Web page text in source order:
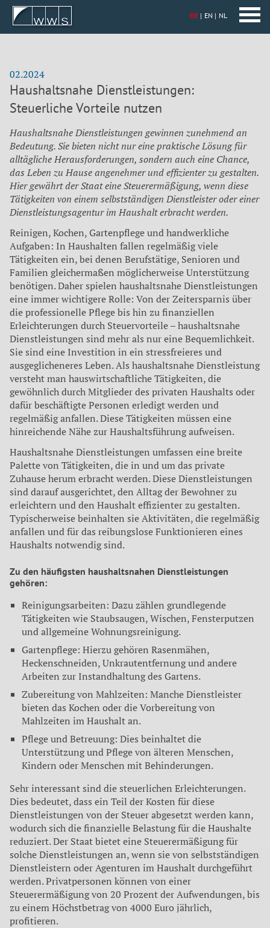
DE EN NL
02.2024
Haushaltsnahe Dienstleistungen:
Steuerliche Vorteile nutzen
Haushaltsnahe Dienstleistungen gewinnen zunehmend an
Bedeutung. Sie bieten nicht nur eine praktische Lösung für
alltägliche Herausforderungen, sondern auch eine Chance,
das Leben zu Hause angenehmer und effizienter zu gestalten.
Hier gewährt der Staat eine Steuerermäßigung, wenn diese
Tätigkeiten von einem selbstständigen Dienstleister oder einer
Dienstleistungsagentur im Haushalt erbracht werden.
Reinigen, Kochen, Gartenpflege und handwerkliche
Aufgaben: In Haushalten fallen regelmäßig viele
Tätigkeiten ein, bei denen Berufstätige, Senioren und
Familien gleichermaßen möglicherweise Unterstützung
benötigen. Daher spielen haushaltsnahe Dienstleistungen
eine immer wichtigere Rolle: Von der Zeitersparnis über
die professionelle Pflege bis hin zu finanziellen
Erleichterungen durch Steuervorteile – haushaltsnahe
Dienstleistungen sind mehr als nur eine Bequemlichkeit.
Sie sind eine Investition in ein stressfreieres und
ausgeglicheneres Leben. Als haushaltsnahe Dienstleistung
versteht man hauswirtschaftliche Tätigkeiten, die
gewöhnlich durch Mitglieder des privaten Haushalts oder
dafür beschäftigte Personen erledigt werden und
regelmäßig anfallen. Diese Tätigkeiten müssen eine
hinreichende Nähe zur Haushaltsführung aufweisen.
Haushaltsnahe Dienstleistungen umfassen eine breite
Palette von Tätigkeiten, die in und um das private
Zuhause herum erbracht werden. Diese Dienstleistungen
sind darauf ausgerichtet, den Alltag der Bewohner zu
erleichtern und den Haushalt effizienter zu gestalten.
Typischerweise beinhalten sie Aktivitäten, die regelmäßig
anfallen und für das reibungslose Funktionieren eines
Haushalts notwendig sind.
Zu den häufigsten haushaltsnahen Dienstleistungen
gehören:
Reinigungsarbeiten: Dazu zählen grundlegende
Tätigkeiten wie Staubsaugen, Wischen, Fensterputzen
und allgemeine Wohnungsreinigung.
Gartenpflege: Hierzu gehören Rasenmähen,
Heckenschneiden, Unkrautentfernung und andere
Arbeiten zur Instandhaltung des Gartens.
Zubereitung von Mahlzeiten: Manche Dienstleister
bieten das Kochen oder die Vorbereitung von
Mahlzeiten im Haushalt an.
Pflege und Betreuung: Dies beinhaltet die
Unterstützung und Pflege von älteren Menschen,
Kindern oder Menschen mit Behinderungen.
Sehr interessant sind die steuerlichen Erleichterungen.
Dies bedeutet, dass ein Teil der Kosten für diese
Dienstleistungen von der Steuer abgesetzt werden kann,
wodurch sich die finanzielle Belastung für die Haushalte
reduziert. Der Staat bietet eine Steuerermäßigung für
solche Dienstleistungen an, wenn sie von selbstständigen
Dienstleistern oder Agenturen im Haushalt durchgeführt
werden. Privatpersonen können von einer
Steuerermäßigung von 20 Prozent der Aufwendungen, bis
zu einem Höchstbetrag von 4000 Euro jährlich,
profitieren.